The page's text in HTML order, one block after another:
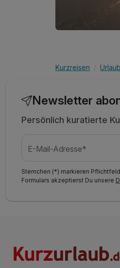
Kurzreisen
Newsletter
Persönlich kuratierte
E-Mail-Adresse*
Sternchen (*) markieren
Formulars akzeptierst Du unsere